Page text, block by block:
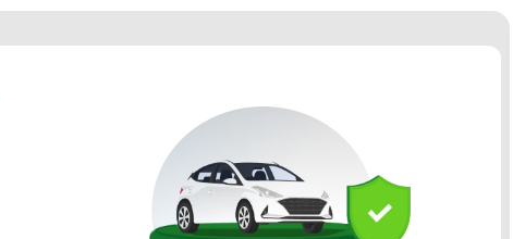
Comando de áudio e telefone no volante
Desembaçador traseiro
Distribuição eletrônica de frenagem
Porta-copos